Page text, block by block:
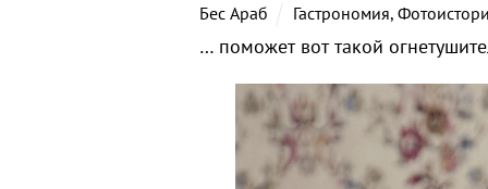
Бес Араб Гастрономия,
… поможет вот такой